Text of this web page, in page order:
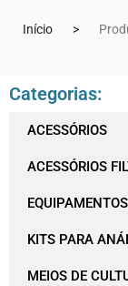
Início
Categorias:
ACESSÓRIOS
ACESSÓRIOS
EQUIPAMENTOS
KITS PARA
MEIOS DE